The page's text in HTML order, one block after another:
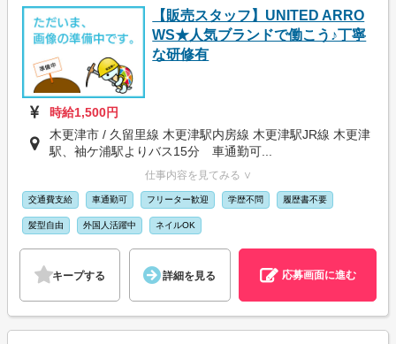
【販売スタッフ】UNITED ARRO
WS★人気ブランドで働こう♪丁寧
な研修有
時給1,500円
木更津市 / 久留里線 木更津駅内房線 木更津駅JR線 木更津
駅、袖ケ浦駅よりバス15分 車通勤可...
仕事内容を見てみる ∨
交通費支給 車通勤可 フリーター歓迎 学歴不問 履歴書不要
髪型自由 外国人活躍中 ネイルOK
キープする 詳細を見る 応募画面に進む